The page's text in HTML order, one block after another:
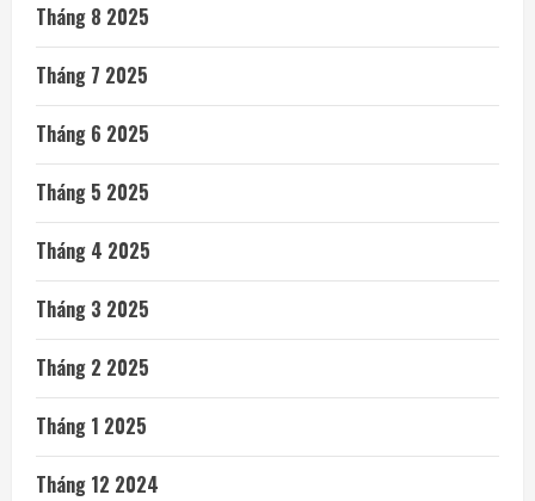
Tháng 8 2025
Tháng 7 2025
Tháng 6 2025
Tháng 5 2025
Tháng 4 2025
Tháng 3 2025
Tháng 2 2025
Tháng 1 2025
Tháng 12 2024